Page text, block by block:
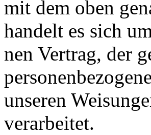
mit dem oben
handelt es sich
nen Vertrag, der
unseren
verarbeitet.